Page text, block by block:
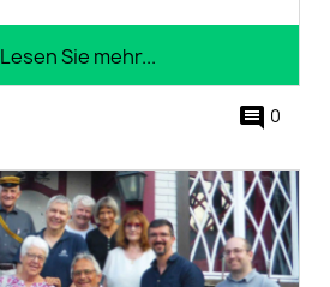
Lesen Sie mehr...
comment 0